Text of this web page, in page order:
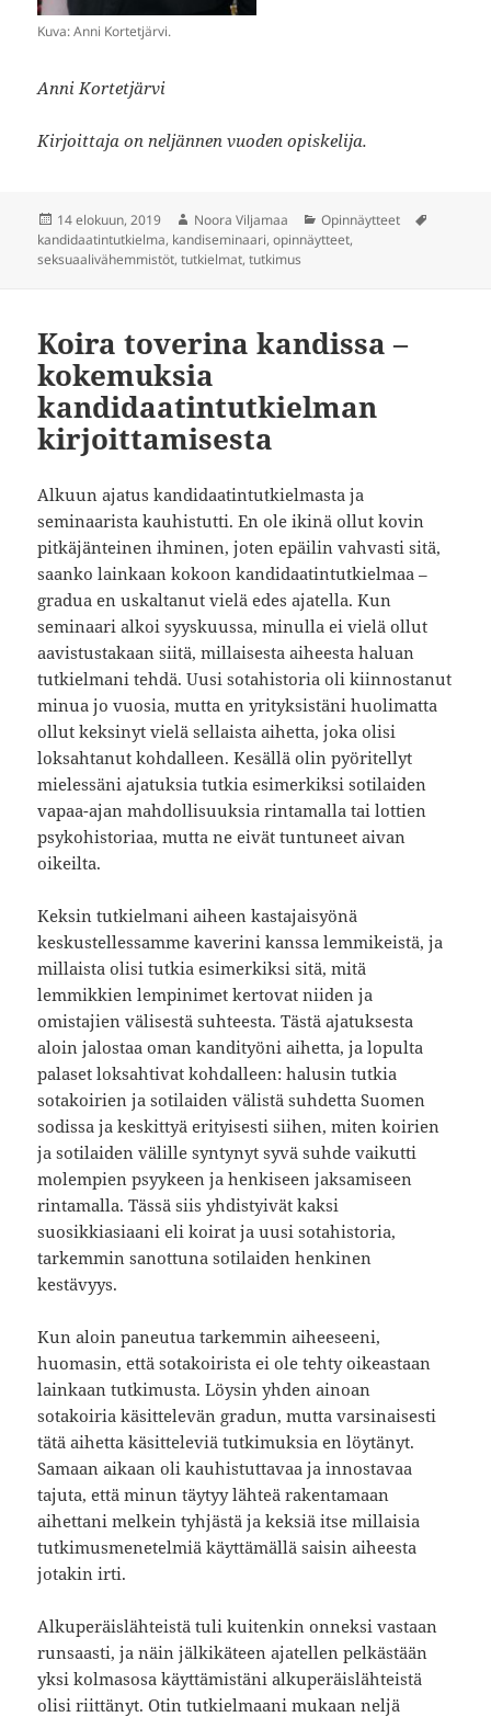
Kuva: Anni Kortetjärvi.
Anni Kortetjärvi
Kirjoittaja on neljännen vuoden opiskelija.
Julkaistu
14 elokuun, 2019 Kirjoittaja
Noora Viljamaa Kategoriat
Opinnäytteet
kandidaatintutkielma, kandiseminaari,opinnäytteet,
seksuaalivähemmistöt,tutkielmat,tutkimus
Koira toverina kandissa –
kokemuksia
kandidaatintutkielman
kirjoittamisesta
Alkuun ajatus kandidaatintutkielmasta ja
seminaarista kauhistutti. En ole ikinä ollut kovin
pitkäjänteinen ihminen, joten epäilin vahvasti sitä,
saanko lainkaan kokoon kandidaatintutkielmaa –
gradua en uskaltanut vielä edes ajatella. Kun
seminaari alkoi syyskuussa, minulla ei vielä ollut
aavistustakaan siitä, millaisesta aiheesta haluan
tutkielmani tehdä. Uusi sotahistoria oli kiinnostanut
minua jo vuosia, mutta en yrityksistäni huolimatta
ollut keksinyt vielä sellaista aihetta, joka olisi
loksahtanut kohdalleen. Kesällä olin pyöritellyt
mielessäni ajatuksia tutkia esimerkiksi sotilaiden
vapaa-ajan mahdollisuuksia rintamalla tai lottien
psykohistoriaa, mutta ne eivät tuntuneet aivan
oikeilta.
Keksin tutkielmani aiheen kastajaisyönä
keskustellessamme kaverini kanssa lemmikeistä, ja
millaista olisi tutkia esimerkiksi sitä, mitä
lemmikkien lempinimet kertovat niiden ja
omistajien välisestä suhteesta. Tästä ajatuksesta
aloin jalostaa oman kandityöni aihetta, ja lopulta
palaset loksahtivat kohdalleen: halusin tutkia
sotakoirien ja sotilaiden välistä suhdetta Suomen
sodissa ja keskittyä erityisesti siihen, miten koirien
ja sotilaiden välille syntynyt syvä suhde vaikutti
molempien psyykeen ja henkiseen jaksamiseen
rintamalla. Tässä siis yhdistyivät kaksi
suosikkiasiaani eli koirat ja uusi sotahistoria,
tarkemmin sanottuna sotilaiden henkinen
kestävyys.
Kun aloin paneutua tarkemmin aiheeseeni,
huomasin, että sotakoirista ei ole tehty oikeastaan
lainkaan tutkimusta. Löysin yhden ainoan
sotakoiria käsittelevän gradun, mutta varsinaisesti
tätä aihetta käsitteleviä tutkimuksia en löytänyt.
Samaan aikaan oli kauhistuttavaa ja innostavaa
tajuta, että minun täytyy lähteä rakentamaan
aihettani melkein tyhjästä ja keksiä itse millaisia
tutkimusmenetelmiä käyttämällä saisin aiheesta
jotakin irti.
Alkuperäislähteistä tuli kuitenkin onneksi vastaan
runsaasti, ja näin jälkikäteen ajatellen pelkästään
yksi kolmasosa käyttämistäni alkuperäislähteistä
olisi riittänyt. Otin tutkielmaani mukaan neljä